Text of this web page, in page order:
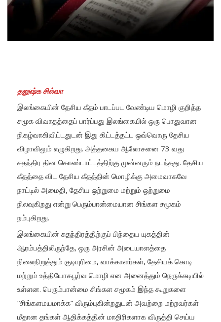
தனுஷ்க சில்வா
இலங்கையின் தேசிய கீதம் பாடப்பட வேண்டிய மொழி குறித்த
சமூக விவாதத்தைப் பார்ப்பது இலங்கையில் ஒரு பொதுவான
நிகழ்வாகிவிட்டதுடன் இது கிட்டத்தட்ட ஒவ்வொரு தேசிய
விழாவிலும் எழுகிறது. அத்தகைய ஆலோசனை 73 வது
சுதந்திர தின கொண்டாட்டத்திற்கு முன்னரும் நடந்தது. தேசிய
கீதத்தை விட தேசிய கீதத்தின் மொழிக்கு அமைவாகவே
நாட்டில் அமைதி, தேசிய ஒற்றுமை மற்றும் ஒற்றுமை
நிலவுகிறது என்று பெரும்பான்மையான சிங்கள சமூகம்
நம்புகிறது.
இலங்கையின் சுதந்திரத்திற்குப் பிந்தைய யுகத்தின்
ஆரம்பத்திலிருந்தே, ஒரு அரசின் அடையாளத்தை
நிலைநிறுத்தும் குடியுரிமை, வாக்காளர்கள், தேசியக் கொடி
மற்றும் உத்தியோகபூர்வ மொழி என அனைத்தும் நெருக்கடியில்
உள்ளன. பெரும்பான்மை சிங்கள சமூகம் இந்த கூறுகளை
“சிங்களமயமாக்க” விரும்புகின்றதுடன் அவற்றை மற்றவர்கள்
மீதான தங்கள் ஆதிக்கத்தின் மாதிரிகளாக விருத்தி செய்ய